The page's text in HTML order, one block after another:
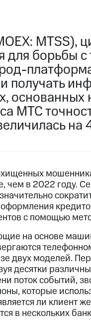
MTSS),
для борьбы
получать
основанных
МТС
на
чем в 2022 году.
с помощью
на основе
двух моделей.
десятки
поток событий,
которые
ли клиент
в нескольких